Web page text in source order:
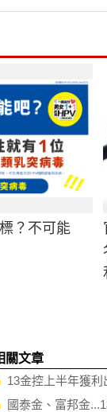
？不可能
關文章
13金控上半年獲
國泰金、富邦金